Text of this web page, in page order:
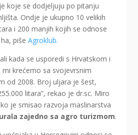
koje se dodjeljuju po pitanju
Ondje je ukupno 10 velikih
i 200 manjih kojih se odnose
ha, pišeAgroklub.
kada se usporedi s Hrvatskom i
krećemo sa svojevrsnim
od 2008. Broj uljara je šest,
litara”, rekao je dr.sc. Miro
je smisao razvoja maslinarstva
zajedno sa agro turizmom.